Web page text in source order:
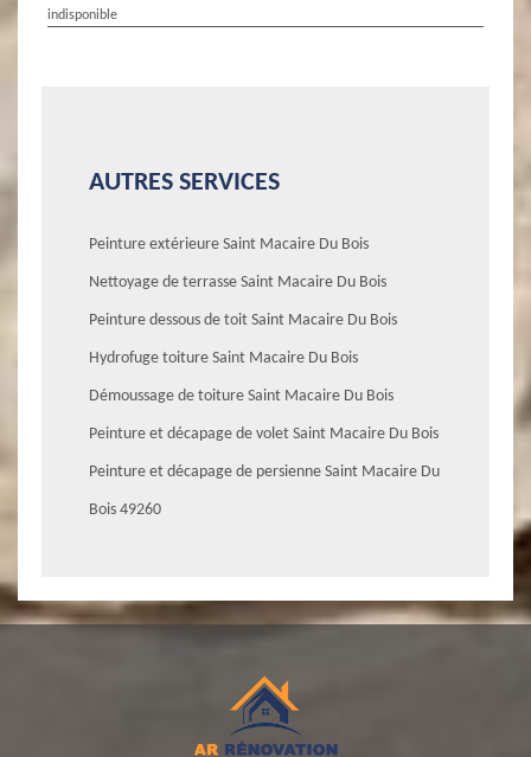
indisponible
AUTRES SERVICES
Peinture extérieure Saint Macaire Du Bois
Nettoyage de terrasse Saint Macaire Du Bois
Peinture dessous de toit Saint Macaire Du Bois
Hydrofuge toiture Saint Macaire Du Bois
Démoussage de toiture Saint Macaire Du Bois
Peinture et décapage de volet Saint Macaire Du Bois
Peinture et décapage de persienne Saint Macaire Du
Bois 49260